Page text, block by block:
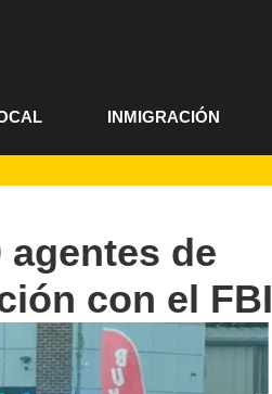
INMIGRACIÓN
agentes de
con el FBI